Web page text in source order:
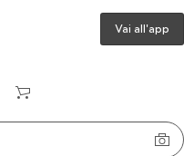
Vai all'app